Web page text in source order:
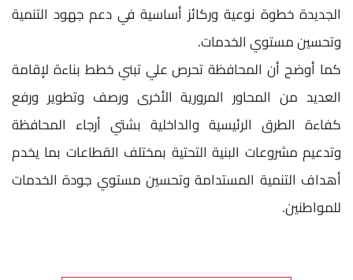
الجديدة خطوة نوعية وركائز أساسية في دعم جهود التنمية
وتحسين مستوي الخدمات.
كما أوضح أن المحافظة تحرص علي تبني خطط بناءة لإقامة
العديد من المحاور المرورية الأخرى ورصف وتطوير ورفع
كفاءة الطرق الرئيسية والداخلية بشتي أرجاء المحافظة
وتدعيم مشروعات البنية التحتية بمختلف القطاعات بما يخدم
أهداف التنمية المستدامة وتحسين مستوي جودة الخدمات
للمواطنين.